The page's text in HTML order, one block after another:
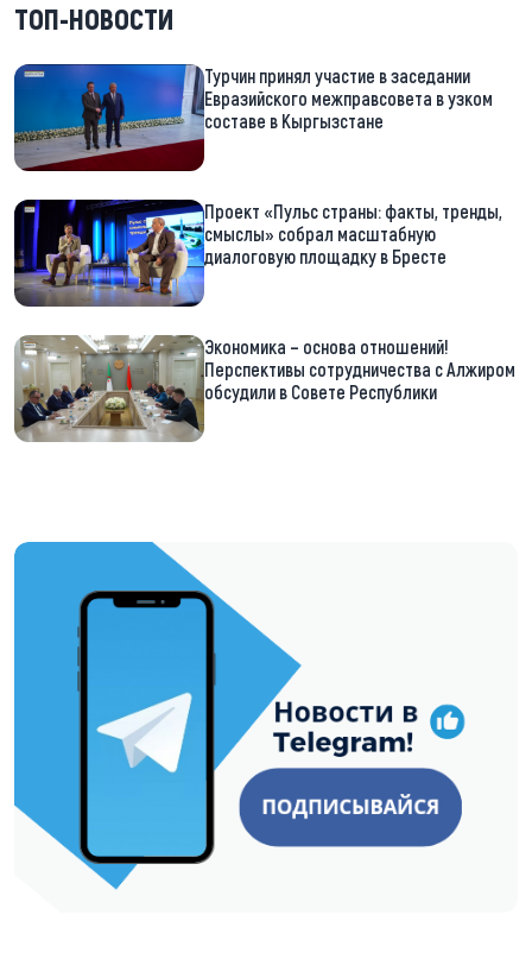
ТОП-НОВОСТИ
Турчин принял участие в заседании
Евразийского межправсовета в узком
составе в Кыргызстане
Проект «Пульс страны: факты, тренды,
смыслы» собрал масштабную
диалоговую площадку в Бресте
Экономика – основа отношений!
Перспективы сотрудничества с Алжиром
обсудили в Совете Республики
https://t.me/minskctvby